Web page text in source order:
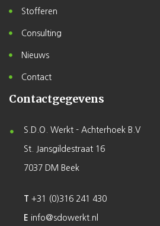
Stofferen
Consulting
Nieuws
Contact
Contactgegevens
S.D.O. Werkt - Achterhoek B.V
St. Jansgildestraat 16
7037 DM Beek
T +31 (0)316 241 430
E info@sdowerkt.nl